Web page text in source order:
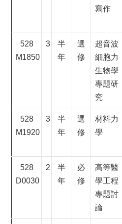
寫作
528
M1850
3
半
年
選
修
超音波
細胞力
生物學
專題研
究
528
M1920
3
半
年
選
修
材料力
學
528
D0030
2
半
年
必
修
高等醫
學工程
專題討
論